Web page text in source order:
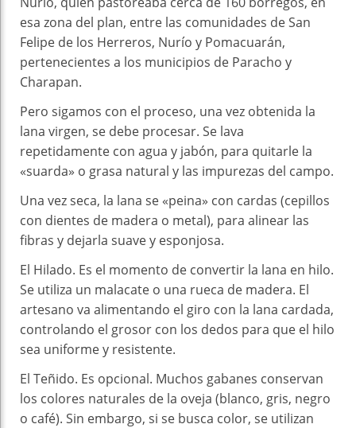
esa zona del plan, entre las comunidades de San
Felipe de los Herreros, Nurío y Pomacuarán,
pertenecientes a los municipios de Paracho y
Charapan.
Pero sigamos con el proceso, una vez obtenida la
lana virgen, se debe procesar. Se lava
repetidamente con agua y jabón, para quitarle la
«suarda» o grasa natural y las impurezas del campo.
Una vez seca, la lana se «peina» con cardas (cepillos
con dientes de madera o metal), para alinear las
fibras y dejarla suave y esponjosa.
El Hilado. Es el momento de convertir la lana en hilo.
Se utiliza un malacate o una rueca de madera. El
artesano va alimentando el giro con la lana cardada,
controlando el grosor con los dedos para que el hilo
sea uniforme y resistente.
El Teñido. Es opcional. Muchos gabanes conservan
los colores naturales de la oveja (blanco, gris, negro
o café). Sin embargo, si se busca color, se utilizan